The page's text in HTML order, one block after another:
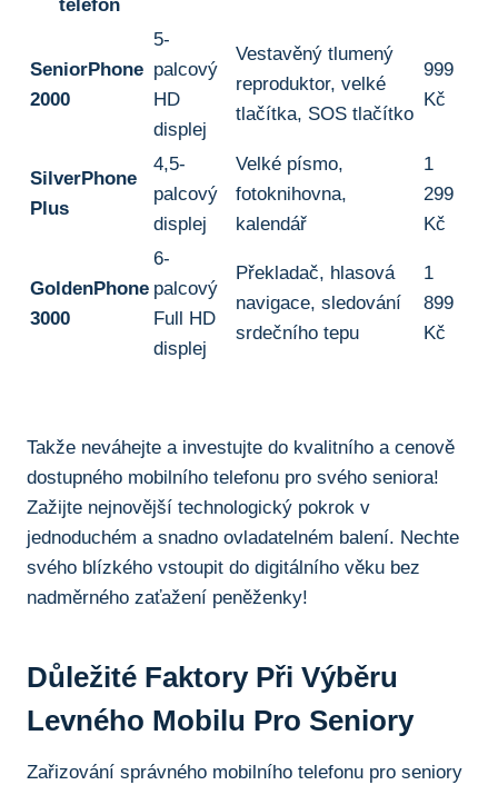
telefon
SeniorPhone
2000
5-
palcový
HD
displej
Vestavěný tlumený
reproduktor, velké
tlačítka, SOS tlačítko
999
Kč
SilverPhone
Plus
4,5-
palcový
displej
Velké písmo,
fotoknihovna,⁤
kalendář
1
299⁢
Kč
GoldenPhone
⁣3000
6-
palcový
Full ⁣HD⁣
displej
Překladač, hlasová
navigace, sledování
⁢srdečního⁣ tepu
1
899
Kč
Takže neváhejte a investujte do kvalitního ⁤a cenově
dostupného mobilního telefonu‍ pro svého seniora!
Zažijte nejnovější technologický pokrok v
⁣jednoduchém a‍ snadno ovladatelném balení. Nechte
svého blízkého vstoupit ​do digitálního věku bez
nadměrného zaťažení peněženky!
Důležité Faktory⁢ Při Výběru
Levného Mobilu Pro Seniory
Zařizování​ správného mobilního telefonu pro seniory